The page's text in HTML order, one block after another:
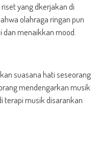
yang dkerjakan di
olahraga ringan pun
menaikkan mood.
suasana hati seseorang
mendengarkan musik
terapi musik disarankan